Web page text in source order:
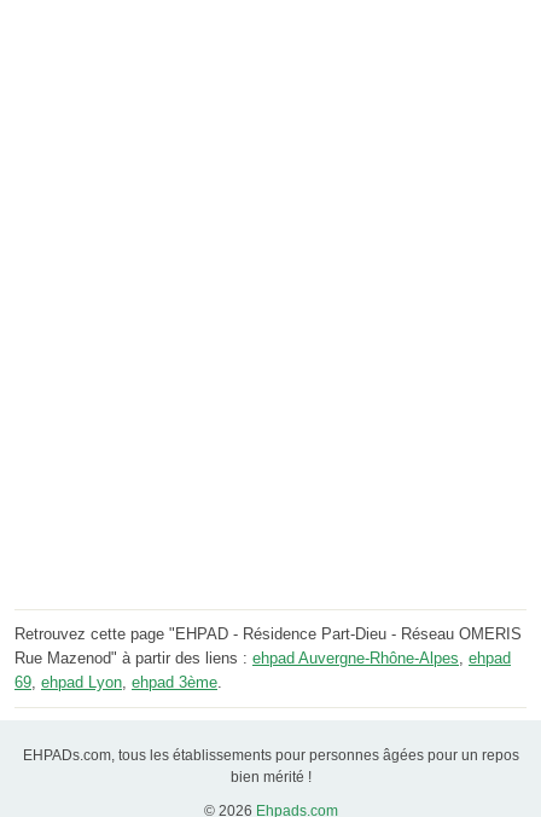
Retrouvez cette page "EHPAD - Résidence Part-Dieu - Réseau OMERIS
Rue Mazenod" à partir des liens : ehpad Auvergne-Rhône-Alpes, ehpad
69, ehpad Lyon, ehpad 3ème.
EHPADs.com, tous les établissements pour personnes âgées pour un repos
bien mérité !
© 2026 Ehpads.com